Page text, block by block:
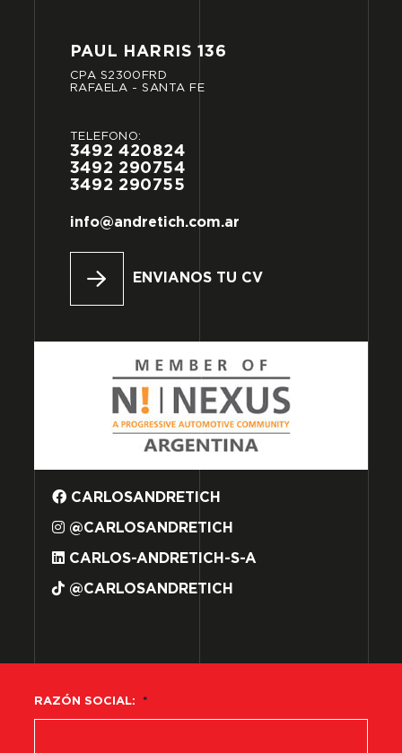
PAUL HARRIS 136
CPA S2300FRD
RAFAELA
- SANTA FE
TELÉFONO:
3492 420824
3492 290754
3492 290755
info@andretich.com.ar
ENVIANOS TU CV
CARLOSANDRETICH
@CARLOSANDRETICH
CARLOS-ANDRETICH-S-A
@CARLOSANDRETICH
RAZÓN SOCIAL: *